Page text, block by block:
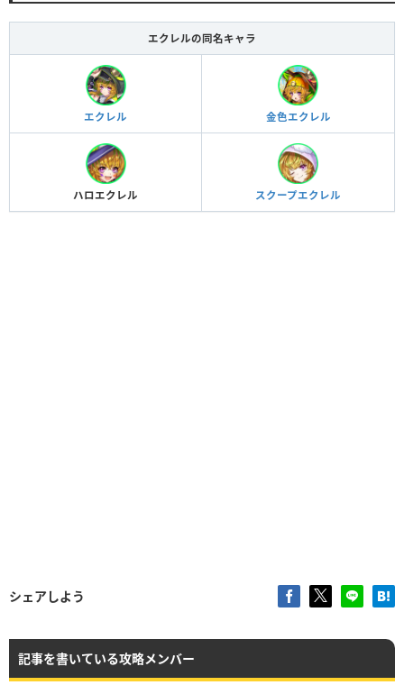
エクレルの同名キャラ
エクレル 金色エクレル
ハロエクレル スクープエクレル
シェアしよう
記事を書いている攻略メンバー